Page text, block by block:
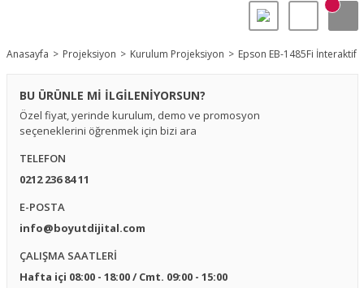
Anasayfa Projeksiyon Kurulum Projeksiyon Epson EB-1485Fi İnteraktif
BU ÜRÜNLE Mİ İLGİLENİYORSUN?
Özel fiyat, yerinde kurulum, demo ve promosyon
seçeneklerini öğrenmek için bizi ara
TELEFON
0212 236 84 11
E-POSTA
info@boyutdijital.com
ÇALIŞMA SAATLERİ
Hafta içi 08:00 - 18:00 / Cmt. 09:00 - 15:00